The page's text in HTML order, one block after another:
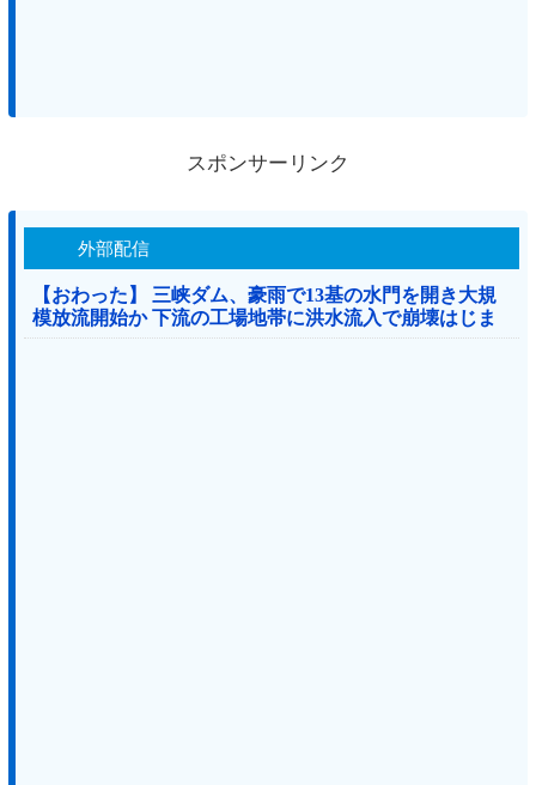
スポンサーリンク
外部配信
【おわった】 三峡ダム、豪雨で13基の水門を開き大規
模放流開始か 下流の工場地帯に洪水流入で崩壊はじま
る